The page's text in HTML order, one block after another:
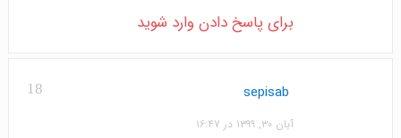
برای پاسخ دادن وارد شوید
18 sepisab
آبان ۳۰, ۱۳۹۹ در ۱۶:۴۷